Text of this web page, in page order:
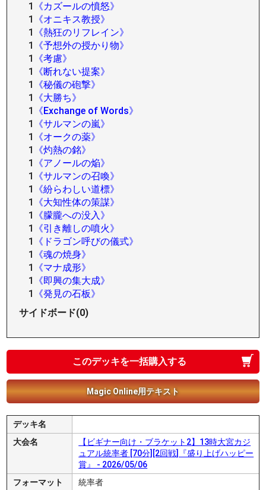
1
《カズールの憤怒》
1
《オニキス教授》
1
《熱狂のリフレイン》
1
《予想外の授かり物》
1
《考慮》
1
《断れない提案》
1
《秘儀の砲撃》
1
《大勝ち》
1
《Exchange of Words》
1
《サルマンの嵐》
1
《オークの薬》
1
《灼熱の銘》
1
《アノールの焔》
1
《サルマンの召喚》
1
《紛らわしい道標》
1
《大知性体の策謀》
1
《朦朧への没入》
1
《引き離しの噴火》
1
《ドラゴン呼びの儀式》
1
《魂の焼身》
1
《マナ成形》
1
《即興の集大成》
1
《発見の石板》
サイドボード(0)
このデッキを一括購入する
Magic Online用テキスト
デッキ名
大会名
【ビギナー向け・ブラケット2】13時大宮カジ
ュアル統率者 [70分][2回戦]『盛り上げハッピー
賞』 - 2026/05/06
フォーマット
統率者